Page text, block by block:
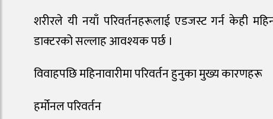
शरीरले यी नयाँ परिवर्तनहरूलाई एडजस्ट गर्न केही
डाक्टरको सल्लाह आवश्यक पर्छ ।
विवाहपछि महिनावारीमा परिवर्तन हुनुका मुख्य कारणहरू
हर्मोनल परिवर्तन